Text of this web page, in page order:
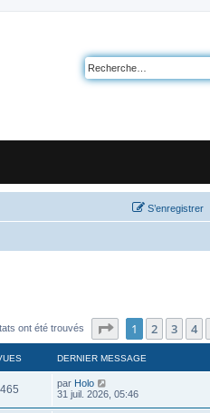
S’enregistrer
ont été trouvés Page sur25
1 2 3 4
DERNIER MESSAGE
465 par Holo
31 juil. 2026, 05:46